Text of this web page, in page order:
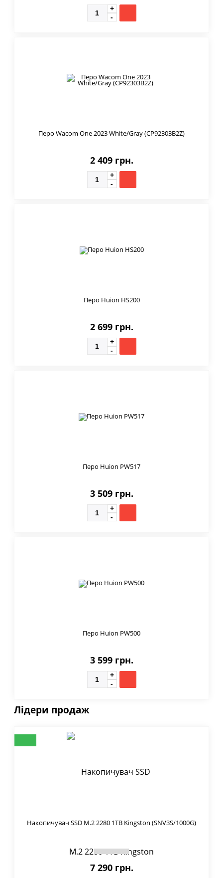
Перо Wacom One 2023 White/Gray (CP92303B2Z)
2 409 грн.
Перо Huion HS200
2 699 грн.
Перо Huion PW517
3 509 грн.
Перо Huion PW500
3 599 грн.
Лідери продаж
Накопичувач SSD M.2 2280 1TB Kingston (SNV3S/1000G)
7 290 грн.